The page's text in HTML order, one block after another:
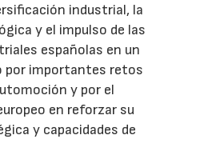
industrial, la
y el impulso de las
españolas en un
por importantes retos
y por el
en reforzar su
y capacidades de